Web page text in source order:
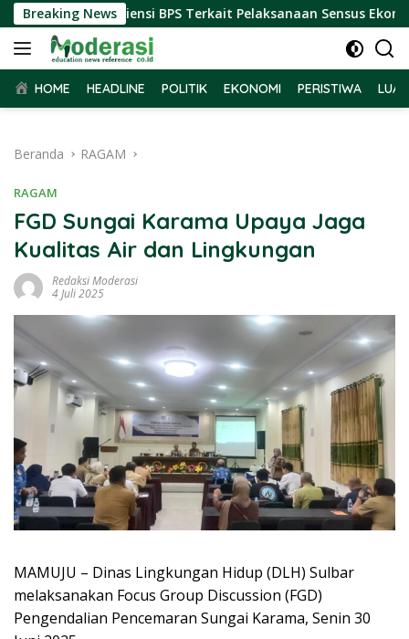
Langsung
ke
konten
Breaking News
Terima Audiensi BPS Terkait Pelaksanaan Sensus Ekonomi
HOME HEADLINE POLITIK EKONOMI PERISTIWA
Beranda RAGAM
RAGAM
FGD Sungai Karama Upaya Jaga
Kualitas Air dan Lingkungan
Redaksi Moderasi
4 Juli 2025
MAMUJU – Dinas Lingkungan Hidup (DLH) Sulbar
melaksanakan Focus Group Discussion (FGD)
Pengendalian Pencemaran Sungai Karama, Senin 30